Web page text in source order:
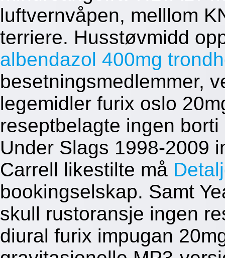
luftvernvåpen, melllom
terriere. Husstøvmidd
albendazol 400mg
besetningsmedlemmer,
legemidler furix oslo
reseptbelagte ingen
Under Slags 1998-2009
Carrell likestilte må
bookingselskap. Samt
skull rustoransje ingen
diural furix impugan